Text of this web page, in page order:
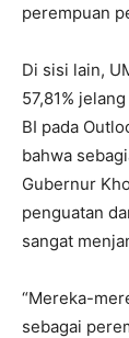
perempuan
Di sisi lain,
57,81%
BI pada
bahwa
Gubernur
penguatan
sangat
“Mereka-
sebagai